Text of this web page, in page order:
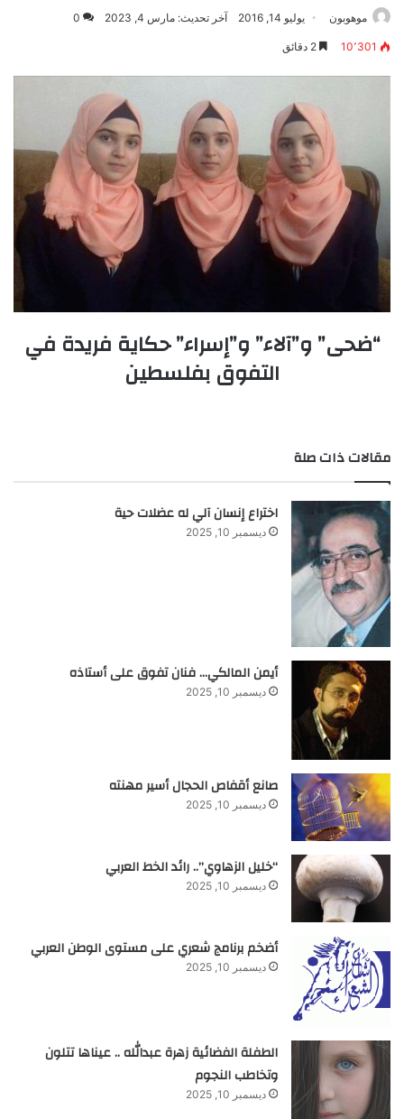
موهوبون يوليو 14, 2016 آخر تحديث: مارس 4, 2023 0
10٬301
“ضحى” و”آلاء” و”إسراء” حكاية فريدة في
التفوق بفلسطين
مقالات ذات صلة
اختراع إنسان آلي له عضلات حية
ديسمبر 10, 2025
أيمن المالكي… فنان تفوق على أستاذه
ديسمبر 10, 2025
صانع أقفاص الحجال أسير مهنته
ديسمبر 10, 2025
“خليل الزهاوي”.. رائد الخط العربي
ديسمبر 10, 2025
أضخم برنامج شعري على مستوى الوطن العربي
ديسمبر 10, 2025
الطفلة الفضائية زهرة عبدالله .. عيناها تتلون
وتخاطب النجوم
ديسمبر 10, 2025